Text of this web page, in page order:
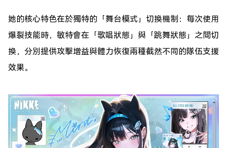
她的核心特色在於獨特的「舞台模式」切換機制：每次使用
爆裂技能時，敏特會在「歌唱狀態」與「跳舞狀態」之間切
換，分別提供攻擊增益與體力恢復兩種截然不同的隊伍支援
效果。